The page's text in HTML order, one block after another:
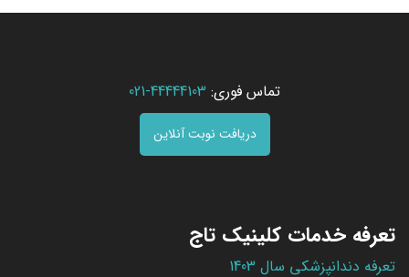
تماس فوری: 44444103-021
دریافت نوبت آنلاین
تعرفه خدمات کلینیک تاج
تعرفه دندانپزشکی سال 1403